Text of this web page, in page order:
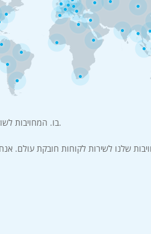
בו. המחויבות לשוק הבין לאומי מאפשרת לנו גם רישום של רוב סוגי הדומינים והסיומות הפופולריות.
שלנו לשירות לקוחות חובקת עולם.